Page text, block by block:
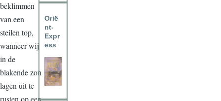
beklimmen
van een
steilen top,
wanneer wij
in de
blakende zon
lagen uit te
Orië
nt-
Expr
ess